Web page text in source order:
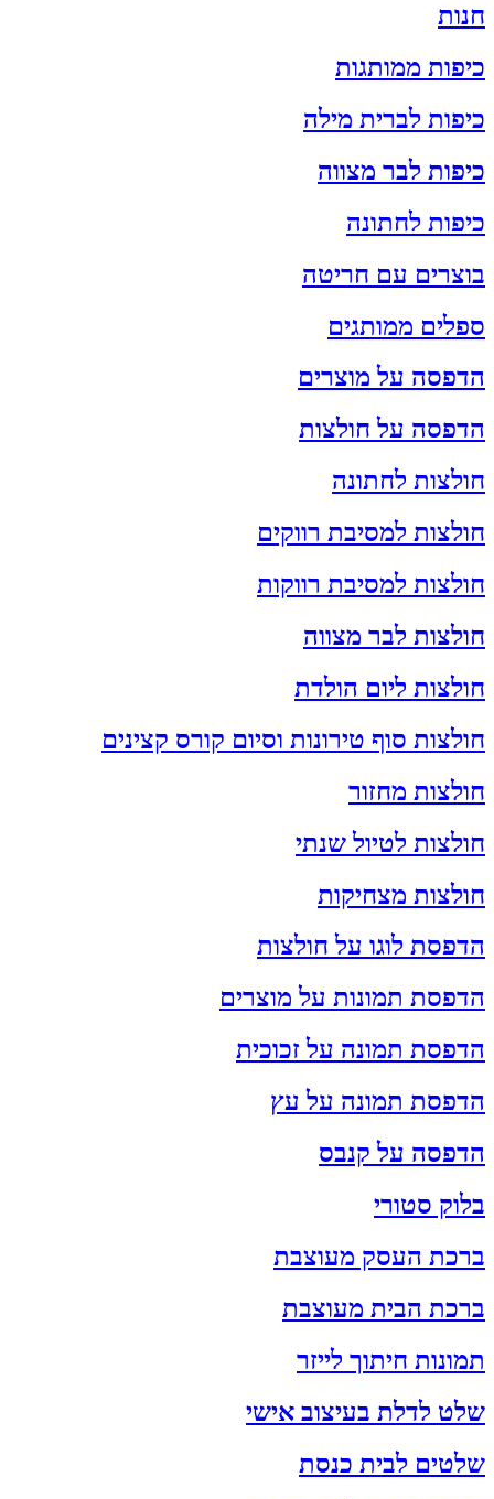
חנות
כיפות ממותגות
כיפות לברית מילה
כיפות לבר מצווה
כיפות לחתונה
בוצרים עם חריטה
ספלים ממותגים
הדפסה על מוצרים
הדפסה על חולצות
חולצות לחתונה
חולצות למסיבת רווקים
חולצות למסיבת רווקות
חולצות לבר מצווה
חולצות ליום הולדת
חולצות סוף טירונות וסיום קורס קצינים
חולצות מחזור
חולצות לטיול שנתי
חולצות מצחיקות
הדפסת לוגו על חולצות
הדפסת תמונות על מוצרים
הדפסת תמונה על זכוכית
הדפסת תמונה על עץ
הדפסה על קנבס
בלוק סטורי
ברכת העסק מעוצבת
ברכת הבית מעוצבת
תמונות חיתוך לייזר
שלט לדלת בעיצוב אישי
שלטים לבית כנסת